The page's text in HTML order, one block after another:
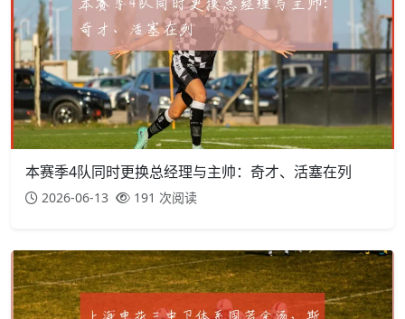
本赛季4队同时更换总经理与主帅：奇才、活塞在列
2026-06-13 191 次阅读